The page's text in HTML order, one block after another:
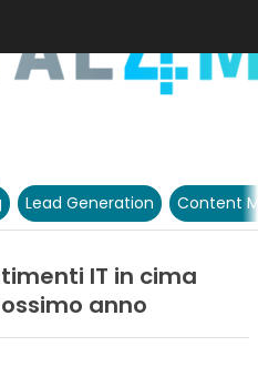
Lead Generation Content
IT in cima
anno